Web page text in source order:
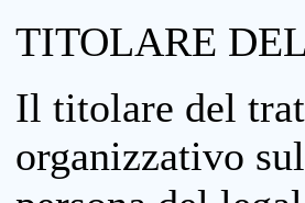
TITOLARE
Il titolare del
organizzativo